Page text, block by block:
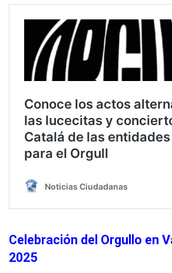
Celebración del Orgullo en
2025